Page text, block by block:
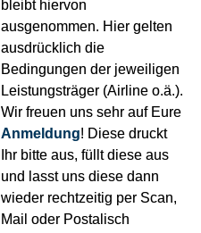
bleibt hiervon
ausgenommen. Hier gelten
ausdrücklich die
Bedingungen der jeweiligen
Leistungsträger (Airline o.ä.).
Wir freuen uns sehr auf Eure
Anmeldung! Diese druckt
Ihr bitte aus, füllt diese aus
und lasst uns diese dann
wieder rechtzeitig per Scan,
Mail oder Postalisch